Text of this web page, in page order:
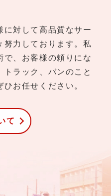
に対して高品質なサー
努力しております。私
で、お客様の頼りにな
トラック、バンのこと
お任せください。
て